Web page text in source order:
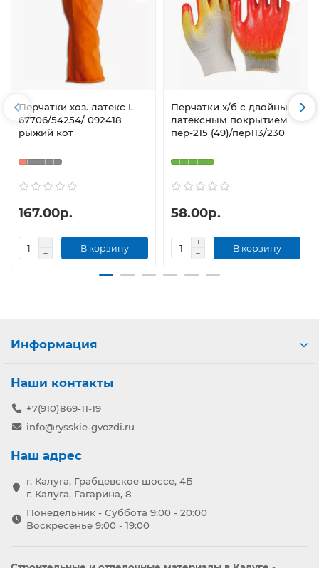
Перчатки хоз. латекс L
67706/54254/ 092418
рыжий кот
167.00р.
В корзину
Перчатки х/б с двойным
латексным покрытием
пер-215 (49)/пер113/230
58.00р.
В корзину
Информация
Наши контакты
+7(910)869-11-19
info@rysskie-gvozdi.ru
Наш адрес
г. Калуга, Грабцевское шоссе, 4Б
г. Калуга, Гагарина, 8
Понедельник - Суббота 9:00 - 20:00
Воскресенье 9:00 - 19:00